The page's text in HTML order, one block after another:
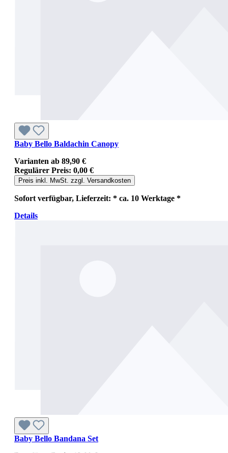
Baby Bello Baldachin Canopy
Varianten ab 89,90 €
Regulärer Preis: 0,00 €
Preis inkl. MwSt. zzgl. Versandkosten
Sofort verfügbar, Lieferzeit: * ca. 10 Werktage *
Details
Baby Bello Bandana Set